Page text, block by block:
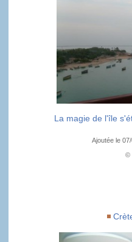
La magie de l'île
Ajoutée le
©